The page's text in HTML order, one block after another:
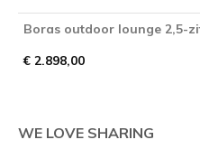
Boras outdoor lounge 2,5-
€ 2.898,00
WE LOVE SHARING